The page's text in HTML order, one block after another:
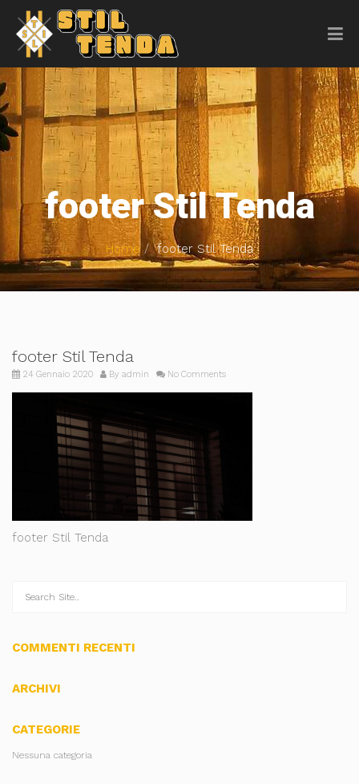
footer Stil Tenda
Home footer Stil Tenda
footer Stil Tenda
24 Gennaio 2020 By admin No Comments
footer Stil Tenda
COMMENTI RECENTI
ARCHIVI
CATEGORIE
Nessuna categoria